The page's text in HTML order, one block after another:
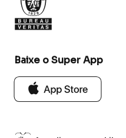
Baixe o Super App